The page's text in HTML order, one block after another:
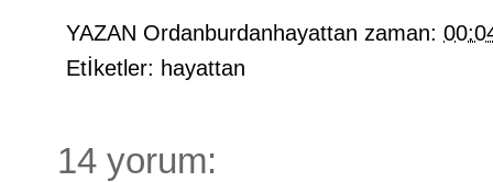
YAZAN Ordanburdanhayattan zaman:
Etİketler: hayattan
14 yorum: